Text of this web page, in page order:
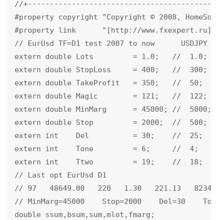
//
#property copyright "Copyright © 2008,
#property link      "[http://
// EurUsd TF=D1 test 2007 to now      USDJPY
extern double Lots         = 1.0;   //  1.0;
extern double StopLoss     = 400;   //  300;
extern double TakeProfit   = 350;   //  50;
extern double Magic        = 121;   //  122;
extern double MinMarg      = 45000; //
extern double Stop         = 2000;  //  500;
extern int    Del          = 30;    //  25;
extern int    Tone         = 6;     //  4;
extern int    Ttwo         = 19;    //  18;
// Last opt EurUsd D1
// 97   48649.00   220   1.30   221.13
// MinMarg=45000    Stop=2000    Del=30
double ssum,bsum,sum,mlot,fmarg;